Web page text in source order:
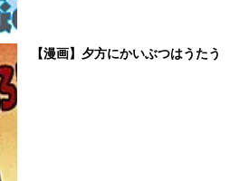
【漫画】夕方にかいぶつはうたう